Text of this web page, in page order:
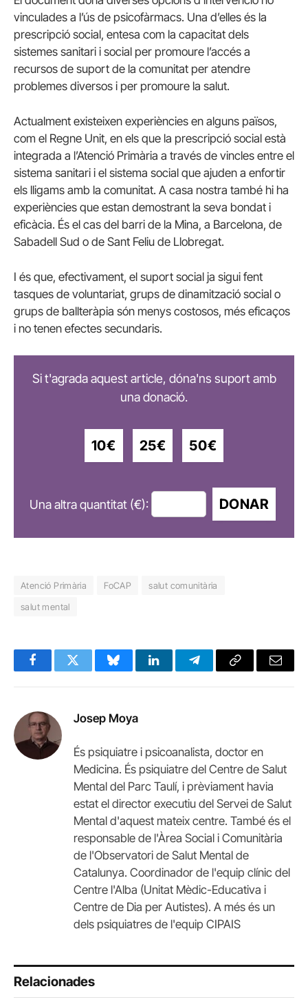
vinculades a l’ús de psicofàrmacs. Una d’elles és la
prescripció social, entesa com la capacitat dels
sistemes sanitari i social per promoure l’accés a
recursos de suport de la comunitat per atendre
problemes diversos i per promoure la salut.
Actualment existeixen experiències en alguns països,
com el Regne Unit, en els que la prescripció social està
integrada a l’Atenció Primària a través de vincles entre el
sistema sanitari i el sistema social que ajuden a enfortir
els lligams amb la comunitat. A casa nostra també hi ha
experiències que estan demostrant la seva bondat i
eficàcia. És el cas del barri de la Mina, a Barcelona, de
Sabadell Sud o de Sant Feliu de Llobregat.
I és que, efectivament, el suport social ja sigui fent
tasques de voluntariat, grups de dinamització social o
grups de ballteràpia són menys costosos, més eficaços
i no tenen efectes secundaris.
Si t'agrada aquest article, dóna'ns suport amb
una donació.
10€ 25€ 50€
Una altra quantitat (€): DONAR
Atenció Primària FoCAP
salut comunitària
salut mental
FacebookTwitter BlueskyLinkedInTelegramCopy
Email
Josep Moya
És psiquiatre i psicoanalista, doctor en
Medicina. És psiquiatre del Centre de Salut
Mental del Parc Taulí, i prèviament havia
estat el director executiu del Servei de Salut
Mental d'aquest mateix centre. També és el
responsable de l'Àrea Social i Comunitària
de l'Observatori de Salut Mental de
Catalunya. Coordinador de l'equip clínic del
Centre l'Alba (Unitat Mèdic-Educativa i
Centre de Dia per Autistes). A més és un
dels psiquiatres de l'equip CIPAIS
Relacionades